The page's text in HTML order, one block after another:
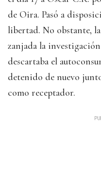
de Oira. Pasó a
libertad. No obstante,
zanjada la
descartaba el
detenido de nuevo
como receptador.